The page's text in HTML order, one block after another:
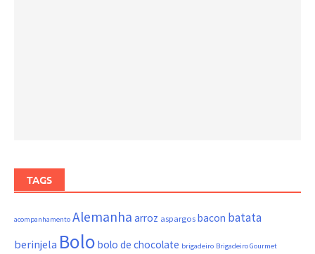
TAGS
acompanhamento Alemanha arroz aspargos bacon batata
berinjela Bolo bolo de chocolate brigadeiro Brigadeiro Gourmet